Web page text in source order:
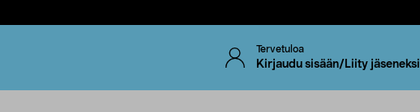
Tervetuloa
Kirjaudu sisään/Liity jäseneksi